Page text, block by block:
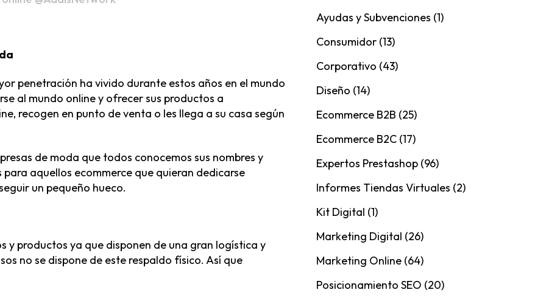
penetración ha vivido durante estos años en el mundo
al mundo online y ofrecer sus productos a
recogen en punto de venta o les llega a su casa según
de moda que todos conocemos sus nombres y
aquellos ecommerce que quieran dedicarse
un pequeño hueco.
y productos ya que disponen de una gran logística y
no se dispone de este respaldo físico. Así que
Ayudas y Subvenciones (1)
Consumidor (13)
Corporativo (43)
Diseño (14)
Ecommerce B2B (25)
Ecommerce B2C (17)
Expertos Prestashop (96)
Informes Tiendas Virtuales (2)
Kit Digital (1)
Marketing Digital (26)
Marketing Online (64)
Posicionamiento SEO (20)